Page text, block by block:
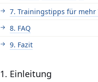
7. Trainingstipps für mehr
8. FAQ
9. Fazit
1. Einleitung